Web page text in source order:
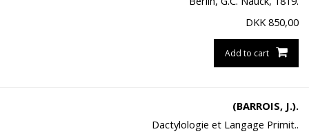
DKK 850,00
Add to cart
(BARROIS, J.).
Dactylologie et Langage Primit..